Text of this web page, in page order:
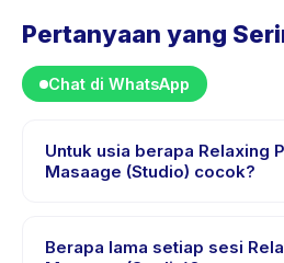
Pertanyaan yang
Chat di WhatsApp
Untuk usia berapa Relaxing
Masaage (Studio) cocok?
anak usia 18 sampai 18 tahun.
Berapa lama setiap sesi